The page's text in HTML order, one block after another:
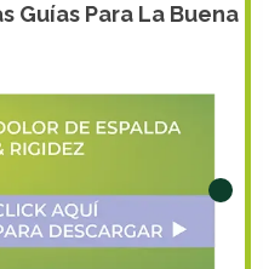
Guías Para La Buena